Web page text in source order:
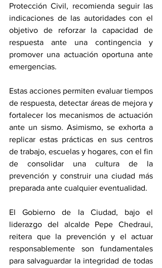
Protección Civil, recomienda seguir las
indicaciones de las autoridades con el
objetivo de reforzar la capacidad de
respuesta ante una contingencia y
promover una actuación oportuna ante
emergencias.
Estas acciones permiten evaluar tiempos
de respuesta, detectar áreas de mejora y
fortalecer los mecanismos de actuación
ante un sismo. Asimismo, se exhorta a
replicar estas prácticas en sus centros
de trabajo, escuelas y hogares, con el fin
de consolidar una cultura de la
prevención y construir una ciudad más
preparada ante cualquier eventualidad.
El Gobierno de la Ciudad, bajo el
liderazgo del alcalde Pepe Chedraui,
reitera que la prevención y el actuar
responsablemente son fundamentales
para salvaguardar la integridad de todas